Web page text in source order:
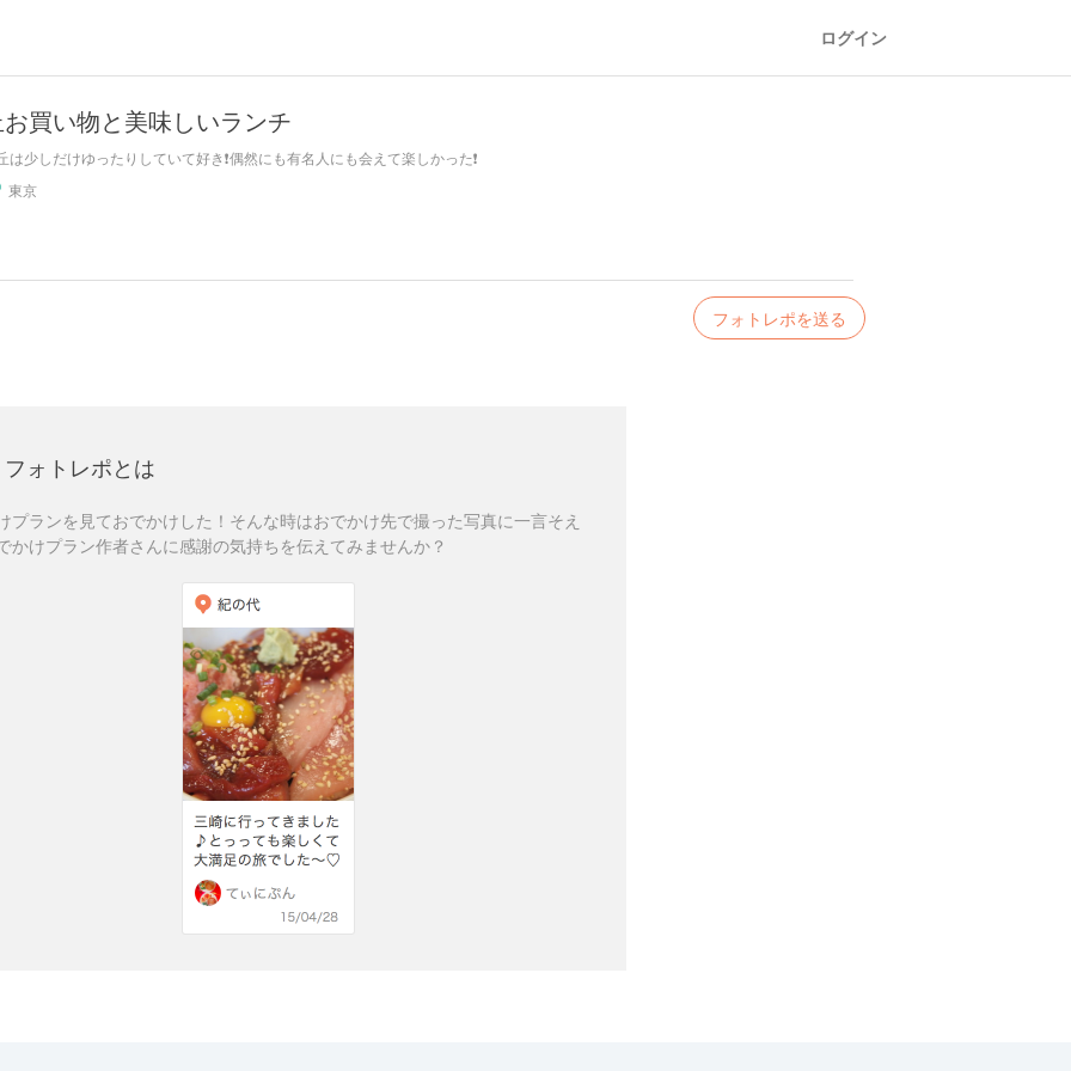
ログイン
買い物と美味しいランチ
は少しだけゆったりしていて好き❗️偶然にも有名人にも会えて楽しかった❗️
東京
フォトレポを送る
フォトレポとは
プランを見ておでかけした！そんな時はおでかけ先で撮った写真に一言そえ
かけプラン作者さんに感謝の気持ちを伝えてみませんか？